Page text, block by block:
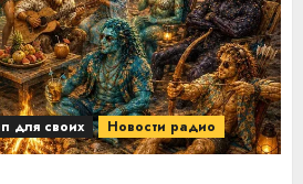
для своих Новости радио